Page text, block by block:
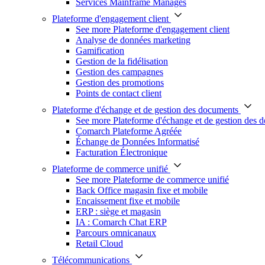
Services Mainframe Managés
Plateforme d'engagement client
See more Plateforme d'engagement client
Analyse de données marketing
Gamification
Gestion de la fidélisation
Gestion des campagnes
Gestion des promotions
Points de contact client
Plateforme d'échange et de gestion des documents
See more Plateforme d'échange et de gestion des
Comarch Plateforme Agréée
Échange de Données Informatisé
Facturation Électronique
Plateforme de commerce unifié
See more Plateforme de commerce unifié
Back Office magasin fixe et mobile
Encaissement fixe et mobile
ERP : siège et magasin
IA : Comarch Chat ERP
Parcours omnicanaux
Retail Cloud
Télécommunications